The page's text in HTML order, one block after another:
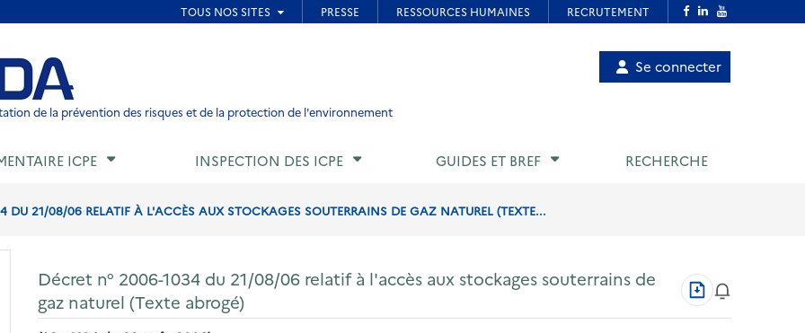
de page
de la prévention des risques et de la protection de l'environnement
Menu
utilisateur
Se connecter
ICPE INSPECTION DES ICPE GUIDES ET BREF RECHERCHE
DU 21/08/06 RELATIF À L'ACCÈS AUX STOCKAGES SOUTERRAINS DE GAZ NATUREL (TEXTE...
Décret n° 2006-1034 du 21/08/06 relatif à l'accès aux stockages souterrains de
gaz naturel (Texte abrogé)
Télécharger
au
format